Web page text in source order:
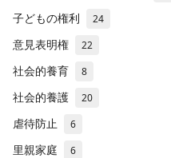
子どもの権利 24
意見表明権 22
社会的養育 8
社会的養護 20
虐待防止 6
里親家庭 6